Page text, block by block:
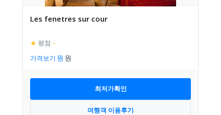
Les fenetres sur cour
★ 평점 –
가격보기
최저가확인
여행객 이용후기